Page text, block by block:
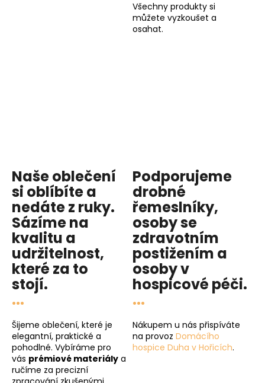
Všechny produkty si
můžete vyzkoušet a
osahat.
Naše oblečení
si oblíbíte a
nedáte z ruky.
Sázíme na
kvalitu a
udržitelnost,
které za to
stojí.
...
Šijeme oblečení, které je
elegantní, praktické a
pohodlné. Vybíráme pro
vás prémiové materiály a
ručíme za precizní
Podporujeme
drobné
řemeslníky,
osoby se
zdravotním
postižením a
osoby v
hospicové péči.
...
Nákupem u nás přispíváte
na provoz Domácího
hospice Duha v Hořicích.